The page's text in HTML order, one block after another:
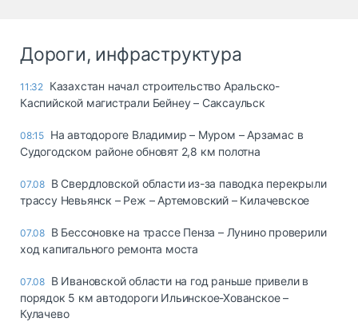
Дороги, инфраструктура
11:32 Казахстан начал строительство Аральско-
Каспийской магистрали Бейнеу – Саксаульск
08:15 На автодороге Владимир – Муром – Арзамас в
Судогодском районе обновят 2,8 км полотна
07.08 В Свердловской области из-за паводка перекрыли
трассу Невьянск – Реж – Артемовский – Килачевское
07.08 В Бессоновке на трассе Пенза – Лунино проверили
ход капитального ремонта моста
07.08 В Ивановской области на год раньше привели в
порядок 5 км автодороги Ильинское-Хованское –
Кулачево